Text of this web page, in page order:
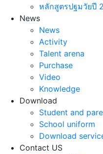
หลักสูตรปฐมวัยปี
News
News
Activity
Talent arena
Purchase
Video
Knowledge
Download
Student and
School uniform
Download
Contact US